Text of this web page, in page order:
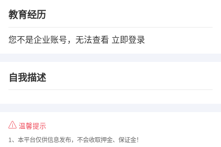
教育经历
您不是企业账号，无法查看 立即登录
自我描述
温馨提示
1、本平台仅供信息发布，不会收取押金、保证金！